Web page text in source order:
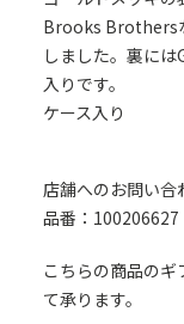
Brooks Brothers
しました。裏に
入りです。
ケース入り
店舗へのお問い合
品番：100206627
こちらの商品の
て承ります。